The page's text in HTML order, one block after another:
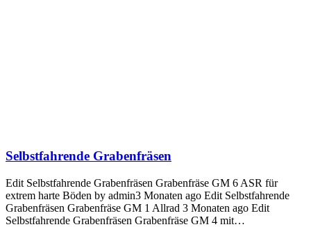
Selbstfahrende Grabenfräsen
Edit Selbstfahrende Grabenfräsen Grabenfräse GM 6 ASR für
extrem harte Böden by admin3 Monaten ago Edit Selbstfahrende
Grabenfräsen Grabenfräse GM 1 Allrad 3 Monaten ago Edit
Selbstfahrende Grabenfräsen Grabenfräse GM 4 mit…